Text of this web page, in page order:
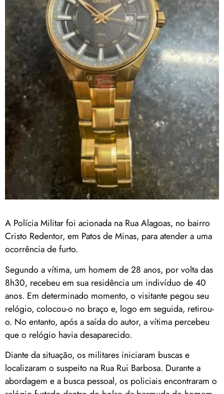
A Polícia Militar foi acionada na Rua Alagoas, no bairro
Cristo Redentor, em Patos de Minas, para atender a uma
ocorrência de furto.
Segundo a vítima, um homem de 28 anos, por volta das
8h30, recebeu em sua residência um indivíduo de 40
anos. Em determinado momento, o visitante pegou seu
relógio, colocou-o no braço e, logo em seguida, retirou-
o. No entanto, após a saída do autor, a vítima percebeu
que o relógio havia desaparecido.
Diante da situação, os militares iniciaram buscas e
localizaram o suspeito na Rua Rui Barbosa. Durante a
abordagem e a busca pessoal, os policiais encontraram o